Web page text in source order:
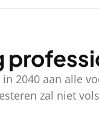
2040 aan alle
zal niet